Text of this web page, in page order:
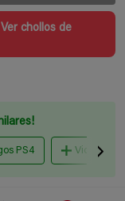
Ver chollos de
PS4